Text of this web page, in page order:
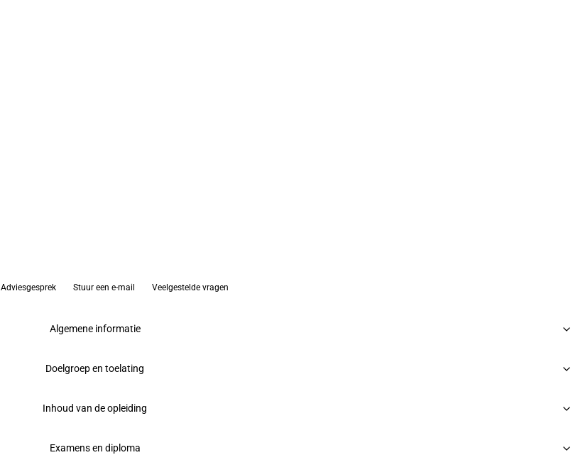
Adviesgesprek Stuur een e-mail Veelgestelde vragen
Algemene informatie
Doelgroep en toelating
Inhoud van de opleiding
Examens en diploma